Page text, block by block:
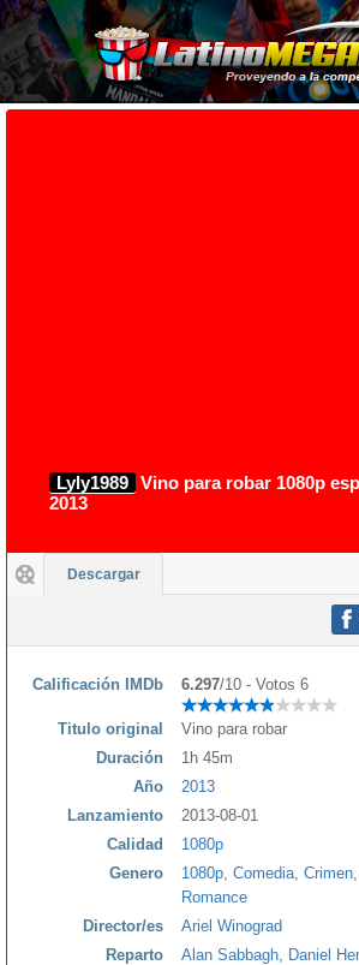
Lyly1989 Vino para robar 1080p
2013
Descargar
Calificación IMDb 6.297/10 - Votos 6
Titulo original
Vino para robar
Duración
1h 45m
Año
2013
Lanzamiento
2013-08-01
Calidad
1080p
Genero
1080p Comedia Crimen
Romance
Director/es
Ariel Winograd
Reparto
Alan Sabbagh Daniel